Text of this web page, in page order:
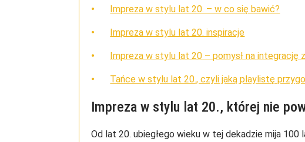
Impreza w stylu lat 20. – w co się bawić?
Impreza w stylu lat 20. inspiracje
Impreza w stylu lat 20 – pomysł na integrację
Tańce w stylu lat 20., czyli jaką playlistę
Impreza w stylu lat 20., której nie
Od lat 20. ubiegłego wieku w tej dekadzie mija